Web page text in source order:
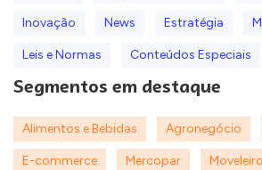
Inovação News Estratégia
Leis e Normas Conteúdos Especiais
Segmentos em destaque
Alimentos e Bebidas Agronegócio
E-commerce Mercopar Moveleiro